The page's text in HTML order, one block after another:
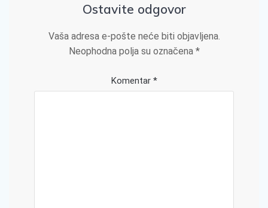
Ostavite odgovor
Vaša adresa e-pošte neće biti objavljena.
Neophodna polja su označena *
Komentar *